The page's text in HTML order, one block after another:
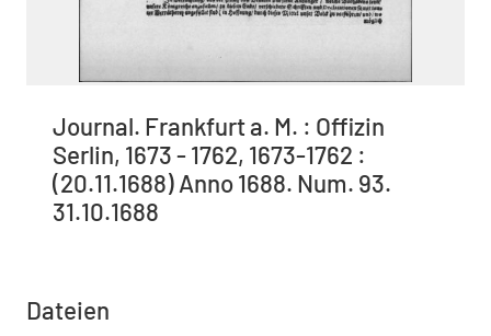
Journal. Frankfurt a. M. : Offizin
Serlin, 1673 - 1762, 1673-1762 :
(20.11.1688) Anno 1688. Num. 93.
31.10.1688
Dateien